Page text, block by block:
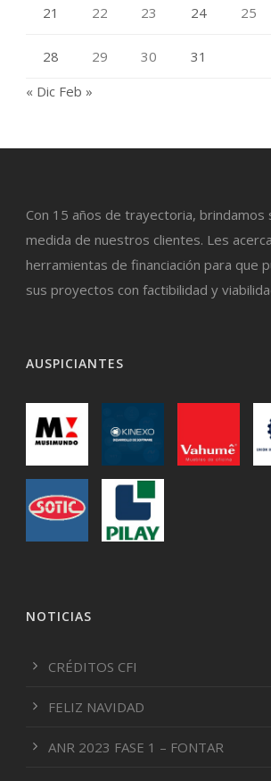
21 22 23 24 25
28 29 30
31
« Dic Feb »
Con 15 años de trayectoria, brindamos
medida de nuestros clientes. Les
herramientas de financiación para que
sus proyectos con factibilidad y
AUSPICIANTES
NOTICIAS
CRÉDITOS CFI
FELIZ NAVIDAD
ANR 2023 FASE 1 – FONTAR